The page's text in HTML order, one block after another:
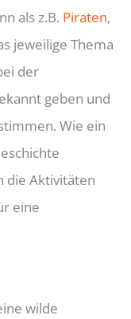
als z.B. Piraten,
jeweilige Thema
der
geben und
Wie ein
die Aktivitäten
eine
wilde